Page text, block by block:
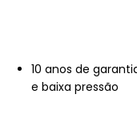
10 anos de
e baixa pressão